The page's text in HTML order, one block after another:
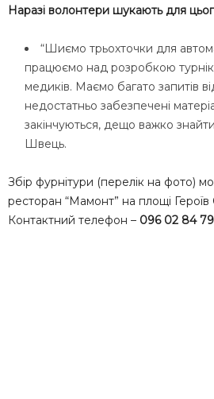
Наразі волонтери шукають для
“Шиємо трьохточки для
працюємо над розробкою
медиків. Маємо багато запитів
недостатньо забезпечені
закінчуються, дещо важко
Швець.
Збір фурнітури (перелік на фото)
ресторан “Мамонт” на площі
Контактний телефон – 096 02 84